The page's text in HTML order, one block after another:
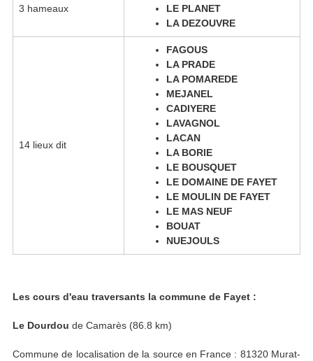
3 hameaux
LE PLANET
LA DEZOUVRE
14 lieux dit
FAGOUS
LA PRADE
LA POMAREDE
MEJANEL
CADIYERE
LAVAGNOL
LACAN
LA BORIE
LE BOUSQUET
LE DOMAINE DE FAYET
LE MOULIN DE FAYET
LE MAS NEUF
BOUAT
NUEJOULS
Les cours d'eau traversants la commune de Fayet :
Le Dourdou de Camarès (86.8 km)
Commune de localisation de la source en France : 81320 Murat-